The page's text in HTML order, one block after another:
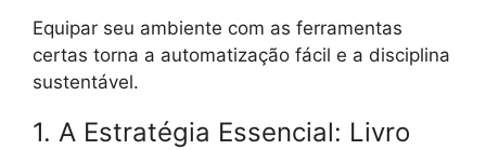
Equipar seu ambiente com as ferramentas
certas torna a automatização fácil e a disciplina
sustentável.
1. A Estratégia Essencial: Livro